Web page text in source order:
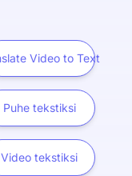
Video to Text
Puhe tekstiksi
Video tekstiksi